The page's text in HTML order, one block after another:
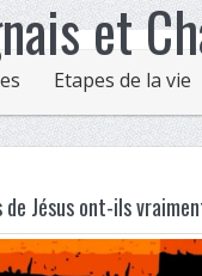
Etapes de la vie
Jésus ont-ils